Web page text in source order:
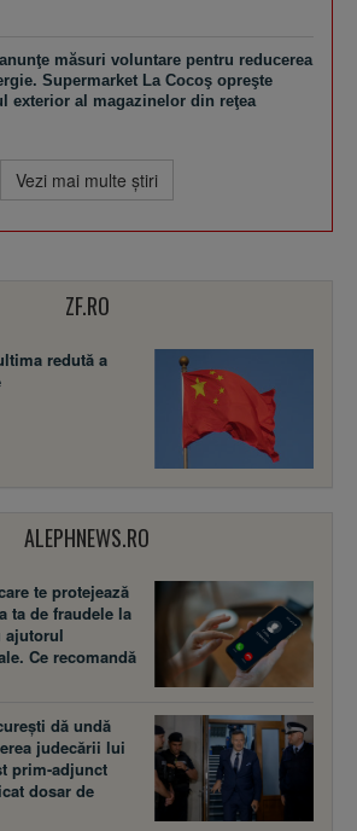
măsuri voluntare pentru reducerea
Supermarket La Cocoş opreşte
exterior al magazinelor din reţea
Vezi mai multe ştiri
ZF.RO
redută a
ALEPHNEWS.RO
te protejează
ta de fraudele la
ajutorul
Ce recomandă
dă undă
judecării lui
prim-adjunct
dosar de